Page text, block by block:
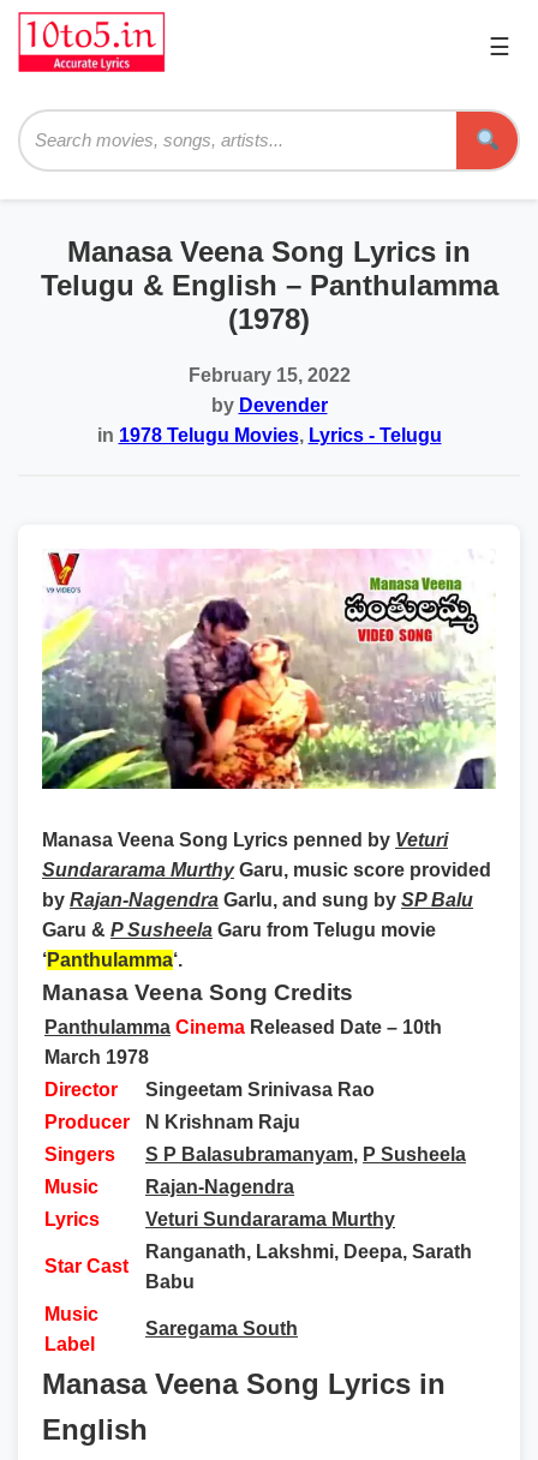
☰
Manasa Veena Song Lyrics in
Telugu & English – Panthulamma
(1978)
February 15, 2022
by Devender
in 1978 Telugu Movies, Lyrics - Telugu
Manasa Veena Song Lyrics penned by Veturi
Sundararama MurthyGaru, music score provided
by Rajan-Nagendra Garlu, and sung by SP Balu
Garu & P Susheela Garu from Telugu movie
‘Panthulamma‘.
Manasa Veena Song Credits
Panthulamma Cinema Released Date – 10th
March 1978
Director
Singeetam Srinivasa Rao
Producer
N Krishnam Raju
Singers
S P Balasubramanyam, P Susheela
Music
Rajan-Nagendra
Lyrics
Veturi Sundararama Murthy
Star Cast
Ranganath, Lakshmi, Deepa, Sarath
Babu
Music
Label
Saregama South
Manasa Veena Song Lyrics in
English